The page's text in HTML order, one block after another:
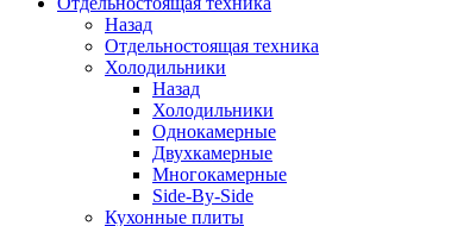
Назад
Отдельностоящая техника
Холодильники
Назад
Холодильники
Однокамерные
Двухкамерные
Многокамерные
Side-By-Side
Кухонные плиты